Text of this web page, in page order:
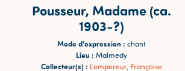
Pousseur, Madame (ca.
1903-?)
Mode d'expression : chant
Lieu : Malmedy
Collecteur(s) : Lempereur, Françoise